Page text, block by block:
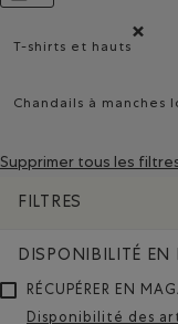
SUPPRIMER LE
T-shirts et hauts
Chandails à manches
Supprimer tous les
FILTRES
DISPONIBILITÉ EN
RÉCUPÉRER EN
Disponibilité des